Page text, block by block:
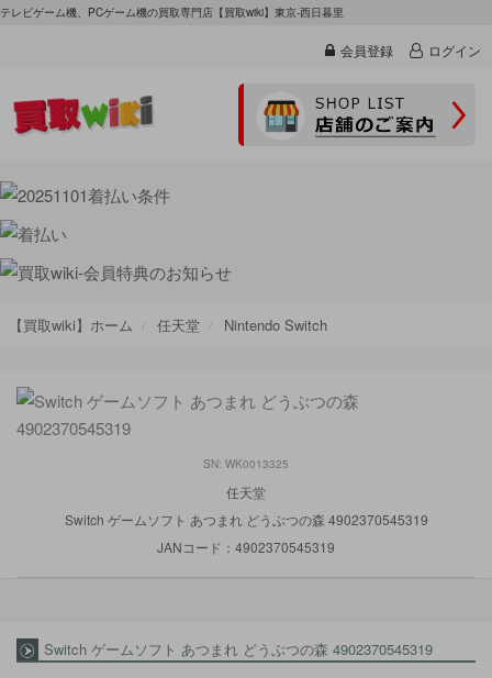
テレビゲーム機、PCゲーム機の買取専門店【買取wiki】東京-西日暮里
会員登録 ログイン
【買取wiki】ホーム 任天堂 Nintendo Switch
SN: WK0013325
任天堂
Switch ゲームソフト あつまれ どうぶつの森 4902370545319
JANコード：4902370545319
Switch ゲームソフト あつまれ どうぶつの森 4902370545319